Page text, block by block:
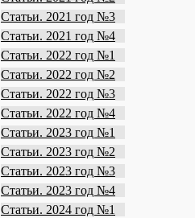
Статьи. 2021 год №3
Статьи. 2021 год №4
Статьи. 2022 год №1
Статьи. 2022 год №2
Статьи. 2022 год №3
Статьи. 2022 год №4
Статьи. 2023 год №1
Статьи. 2023 год №2
Статьи. 2023 год №3
Статьи. 2023 год №4
Статьи. 2024 год №1